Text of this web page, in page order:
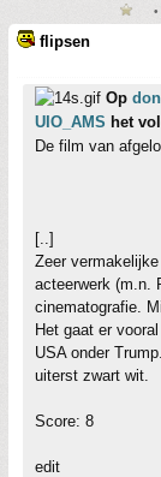
flipsen
Op
UIO_AMS het
De film van
[..]
Zeer
acteerwerk (m.n.
cinematografie.
Het gaat er
USA onder
uiterst zwart wit.
Score: 8
edit